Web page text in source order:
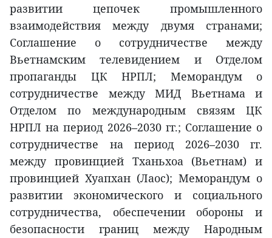
развитии цепочек промышленного
взаимодействия между двумя странами;
Соглашение о сотрудничестве между
Вьетнамским телевидением и Отделом
пропаганды ЦК НРПЛ; Меморандум о
сотрудничестве между МИД Вьетнама и
Отделом по международным связям ЦК
НРПЛ на период 2026–2030 гг.; Соглашение о
сотрудничестве на период 2026–2030 гг.
между провинцией Тханьхоа (Вьетнам) и
провинцией Хуапхан (Лаос); Меморандум о
развитии экономического и социального
сотрудничества, обеспечении обороны и
безопасности границ между Народным